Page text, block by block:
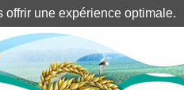
Identification client ||Mon compte
offrir une expérience